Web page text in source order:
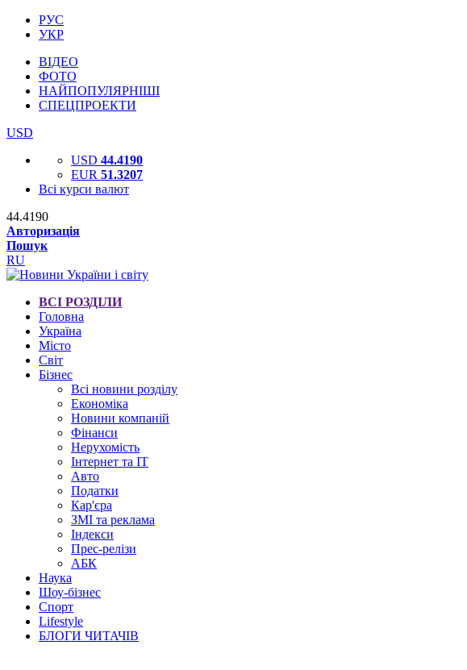
РУС
УКР
ВІДЕО
ФОТО
НАЙПОПУЛЯРНІШІ
СПЕЦПРОЕКТИ
USD
USD 44.4190
EUR 51.3207
Всі курси валют
44.4190
Авторизація
Пошук
RU
ВСІ РОЗДІЛИ
Головна
Україна
Місто
Світ
Бізнес
Всі новини розділу
Економіка
Новини компаній
Фінанси
Нерухомість
Інтернет та IT
Авто
Податки
Кар'єра
ЗМІ та реклама
Індекси
Прес-релізи
АБК
Наука
Шоу-бізнес
Спорт
Lifestyle
БЛОГИ ЧИТАЧІВ